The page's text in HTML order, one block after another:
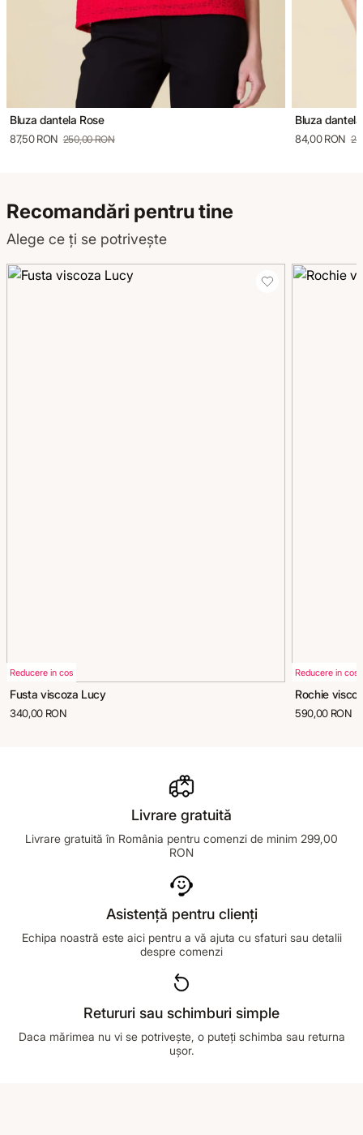
Bluza dantela Rose
87,50 RON 250,00 RON
Bluza
84,00 RON
Recomandări pentru tine
Alege ce ți se potrivește
Reducere in cos
Fusta viscoza Lucy
340,00 RON
Reducere in cos
Rochie
590,00 RON
Livrare gratuită
Livrare gratuită în România pentru comenzi de minim 299,00
RON
Asistență pentru clienți
Echipa noastră este aici pentru a vă ajuta cu sfaturi sau detalii
despre comenzi
Retururi sau schimburi simple
Daca mărimea nu vi se potrivește, o puteți schimba sau returna
ușor.